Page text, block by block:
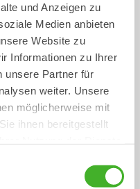
und Anzeigen zu
Medien anbieten
Website zu
Informationen zu Ihrer
unsere Partner für
weiter. Unsere
möglicherweise mit
ihnen bereitgestellt
InstallMate-App führt
Dank
Templates für die
ist die Einrichtung für
und jedes Modell
System und einer